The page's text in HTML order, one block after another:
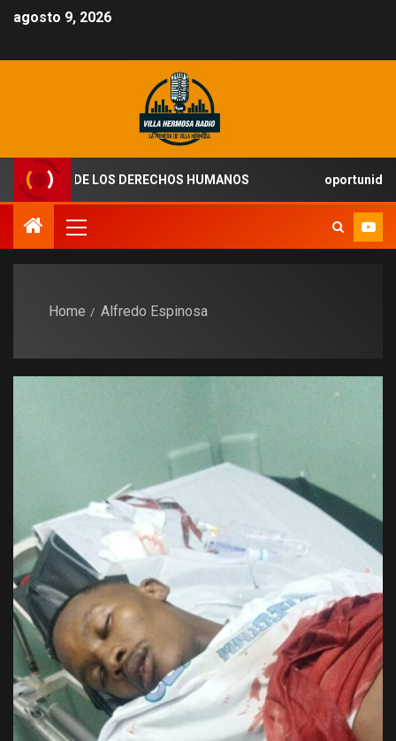
agosto 9, 2026
DE LOS DERECHOS HUMANOS oportunidad de
Home Alfredo Espinosa